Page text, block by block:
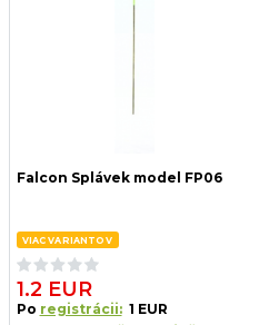
Falcon Splávek model FP06
VIAC VARIANTOV
1.2 EUR
Po registrácii: 1 EUR